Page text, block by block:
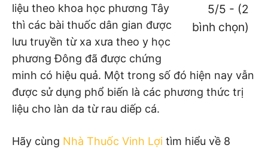
5/5 - (2
bình chọn)
liệu theo khoa học phương Tây
thì các bài thuốc dân gian được
lưu truyền từ xa xưa theo y học
phương Đông đã được chứng
minh có hiệu quả. Một trong số đó hiện nay vẫn
được sử dụng phổ biến là các phương thức trị
liệu cho làn da từ rau diếp cá.
Hãy cùng Nhà Thuốc Vinh Lợi tìm hiểu về 8